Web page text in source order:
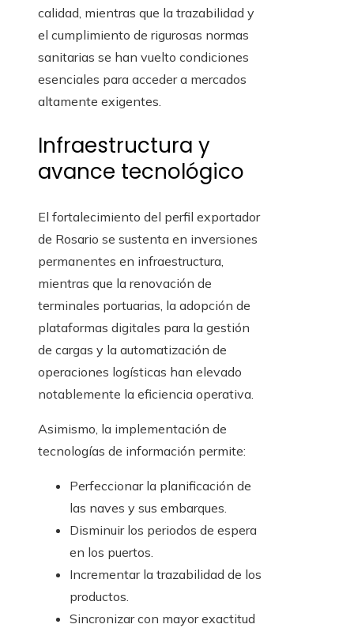
calidad, mientras que la trazabilidad y
el cumplimiento de rigurosas normas
sanitarias se han vuelto condiciones
esenciales para acceder a mercados
altamente exigentes.
Infraestructura y
avance tecnológico
El fortalecimiento del perfil exportador
de Rosario se sustenta en inversiones
permanentes en infraestructura,
mientras que la renovación de
terminales portuarias, la adopción de
plataformas digitales para la gestión
de cargas y la automatización de
operaciones logísticas han elevado
notablemente la eficiencia operativa.
Asimismo, la implementación de
tecnologías de información permite:
Perfeccionar la planificación de
las naves y sus embarques.
Disminuir los periodos de espera
en los puertos.
Incrementar la trazabilidad de los
productos.
Sincronizar con mayor exactitud